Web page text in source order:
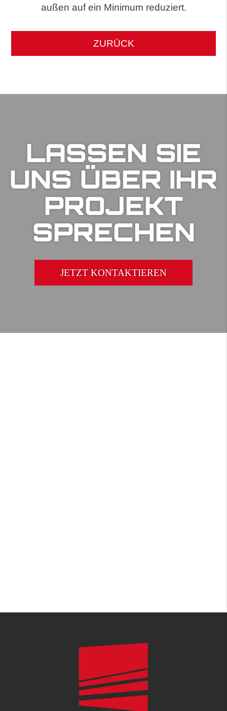
außen auf ein Minimum reduziert.
ZURÜCK
LASSEN SIE
UNS ÜBER IHR
PROJEKT
SPRECHEN
JETZT KONTAKTIEREN